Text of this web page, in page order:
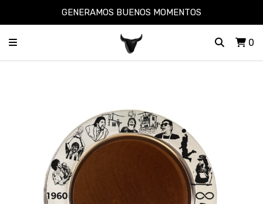
GENERAMOS BUENOS MOMENTOS
0